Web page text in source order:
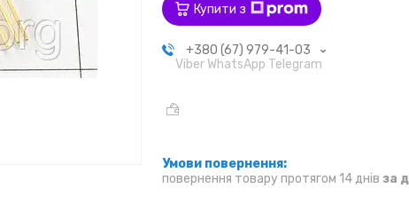
Купити з
+380 (67) 979-41-03
Viber WhatsApp Telegram
повернення товару протягом 14 днів за